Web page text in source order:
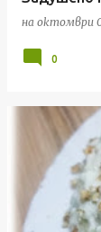
на октомври
0